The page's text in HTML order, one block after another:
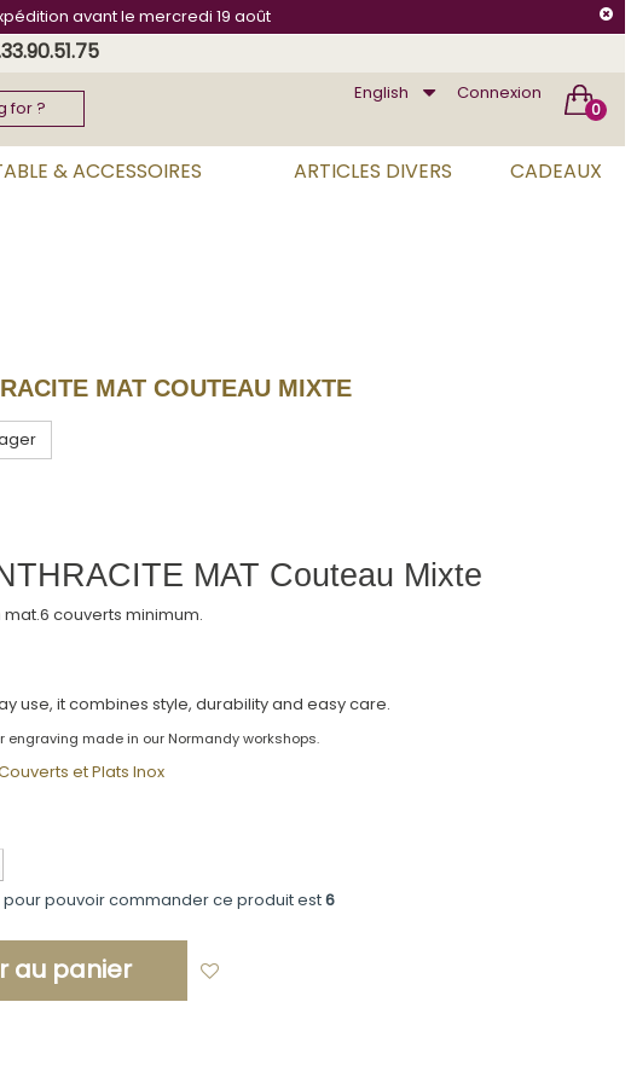
avant le mercredi 19 août
0
Connexion
English
& ACCESSOIRES ARTICLES DIVERS CADEAUX
MAT COUTEAU MIXTE
MAT Couteau Mixte
mat.6 couverts minimum.
use, it combines style, durability and easy care.
engraving made in our Normandy workshops.
et Plats Inox
pour pouvoir commander ce produit est6
au panier